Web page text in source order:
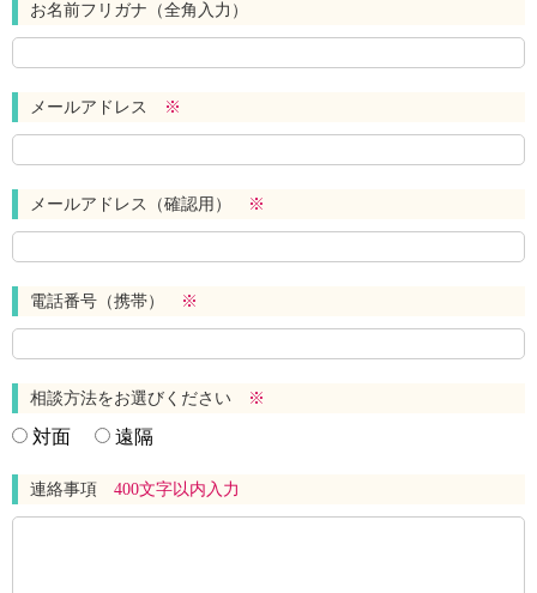
お名前フリガナ（全角入力）
メールアドレス ※
メールアドレス（確認用） ※
電話番号（携帯） ※
相談方法をお選びください ※
対面 遠隔
連絡事項 400文字以内入力